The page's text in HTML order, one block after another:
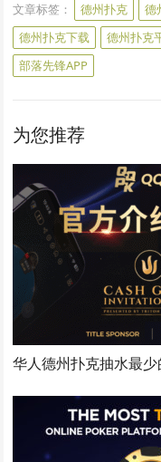
文章标签： 德州扑克 德
德州扑克下载
德州扑克
部落先锋APP
为您推荐
华人德州扑克抽水最